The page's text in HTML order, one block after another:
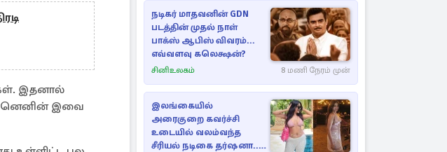
இதனால்
ஏனெனின் இவை
நடிகர் மாதவனின் GDN
படத்தின் முதல் நாள்
பாக்ஸ் ஆபிஸ் விவரம்...
எவ்வளவு கலெக்ஷன்?
சினிஉலகம் 8 மணி நேரம் முன்
இலங்கையில்
அரைகுறை கவர்ச்சி
உடையில் வலம்வந்த
சீரியல் நடிகை தர்ஷனா...